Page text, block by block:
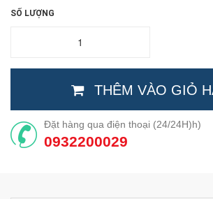
SỐ LƯỢNG
THÊM VÀO GIỎ
Đặt hàng qua điện thoại (24/24H)h)
0932200029